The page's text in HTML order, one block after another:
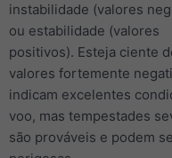
instabilidade (valores
ou estabilidade (valores
positivos). Esteja ciente
valores fortemente
indicam excelentes
voo, mas tempestades
são prováveis e podem